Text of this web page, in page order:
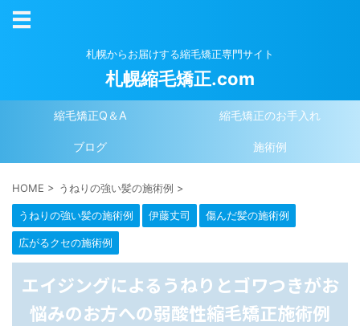
札幌からお届けする縮毛矯正専門サイト
札幌縮毛矯正.com
縮毛矯正Q＆A 縮毛矯正のお手入れ
ブログ 施術例
HOME > うねりの強い髪の施術例 >
うねりの強い髪の施術例 伊藤丈司 傷んだ髪の施術例
広がるクセの施術例
エイジングによるうねりとゴワつきがお
悩みのお方への弱酸性縮毛矯正施術例